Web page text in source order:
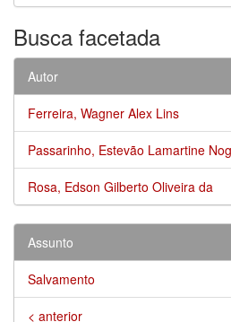
Busca facetada
Autor
Ferreira, Wagner Alex Lins
Passarinho, Estevão Lamartine
Rosa, Edson Gilberto Oliveira da
Assunto
Salvamento
< anterior